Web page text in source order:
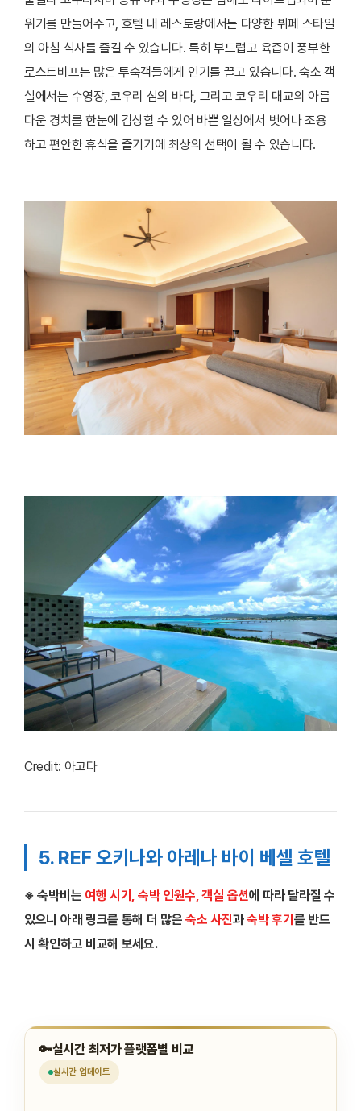
위기를 만들어주고, 호텔 내 레스토랑에서는 다양한 뷔페 스타일
의 아침 식사를 즐길 수 있습니다. 특히 부드럽고 육즙이 풍부한
로스트비프는 많은 투숙객들에게 인기를 끌고 있습니다. 숙소 객
실에서는 수영장, 코우리 섬의 바다, 그리고 코우리 대교의 아름
다운 경치를 한눈에 감상할 수 있어 바쁜 일상에서 벗어나 조용
하고 편안한 휴식을 즐기기에 최상의 선택이 될 수 있습니다.
Credit: 아고다
5. REF 오키나와 아레나 바이 베셀 호텔
※ 숙박비는 여행 시기, 숙박 인원수, 객실 옵션에 따라 달라질 수
있으니 아래 링크를 통해 더 많은 숙소 사진과숙박 후기 를 반드
시 확인하고 비교해 보세요.
🔑실시간 최저가 플랫폼별 비교
실시간 업데이트